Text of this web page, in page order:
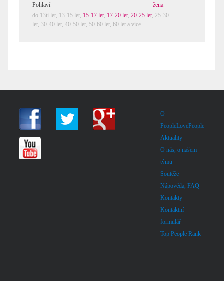
Pohlaví
žena
do 13ti let, 13-15 let, 15-17 let, 17-20 let, 20-25 let, 25-30
let, 30-40 let, 40-50 let, 50-60 let, 60 let a více
O
PeopleLovePeople
Aktuality
O nás, o našem
týmu
Soutěže
Nápověda, FAQ
Kontakty
Kontaktní
formulář
Top People Rank